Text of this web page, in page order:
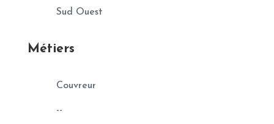
Sud Ouest
Métiers
Couvreur
--